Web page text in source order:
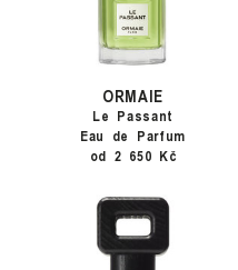
ORMAIE
Le Passant
Eau de Parfum
od 2 650 Kč